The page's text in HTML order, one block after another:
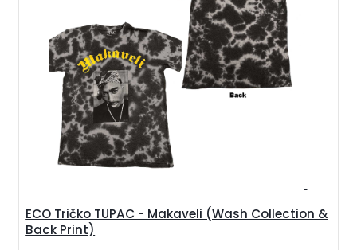
ECO Tričko TUPAC - Makaveli (Wash Collection &
Back Print)